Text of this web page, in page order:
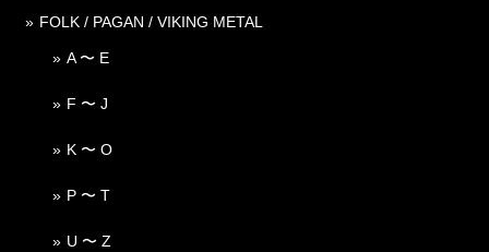
FOLK / PAGAN / VIKING METAL
A 〜 E
F 〜 J
K 〜 O
P 〜 T
U 〜 Z